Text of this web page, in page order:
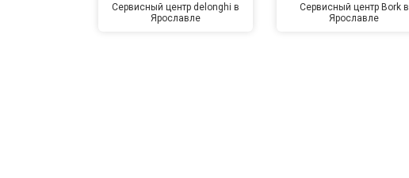
Сервисный центр delonghi в
Ярославле
Сервисный центр Bork в
Ярославле